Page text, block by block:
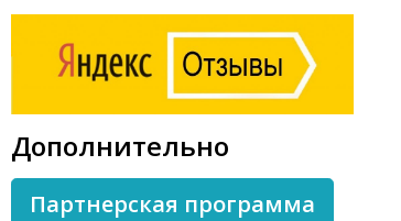
Дополнительно
Партнерская программа